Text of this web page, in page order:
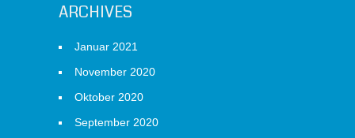
ARCHIVES
Januar 2021
November 2020
Oktober 2020
September 2020